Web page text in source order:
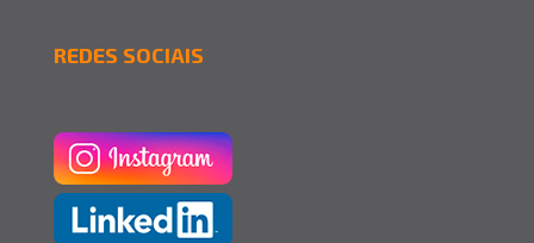
REDES SOCIAIS